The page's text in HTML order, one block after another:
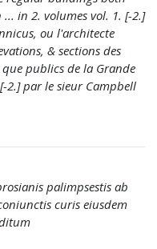
in 2. volumes vol. 1. [-2.]
ou l'architecte
& sections des
publics de la Grande
2.] par le sieur Campbell
palimpsestis ab
curis eiusdem